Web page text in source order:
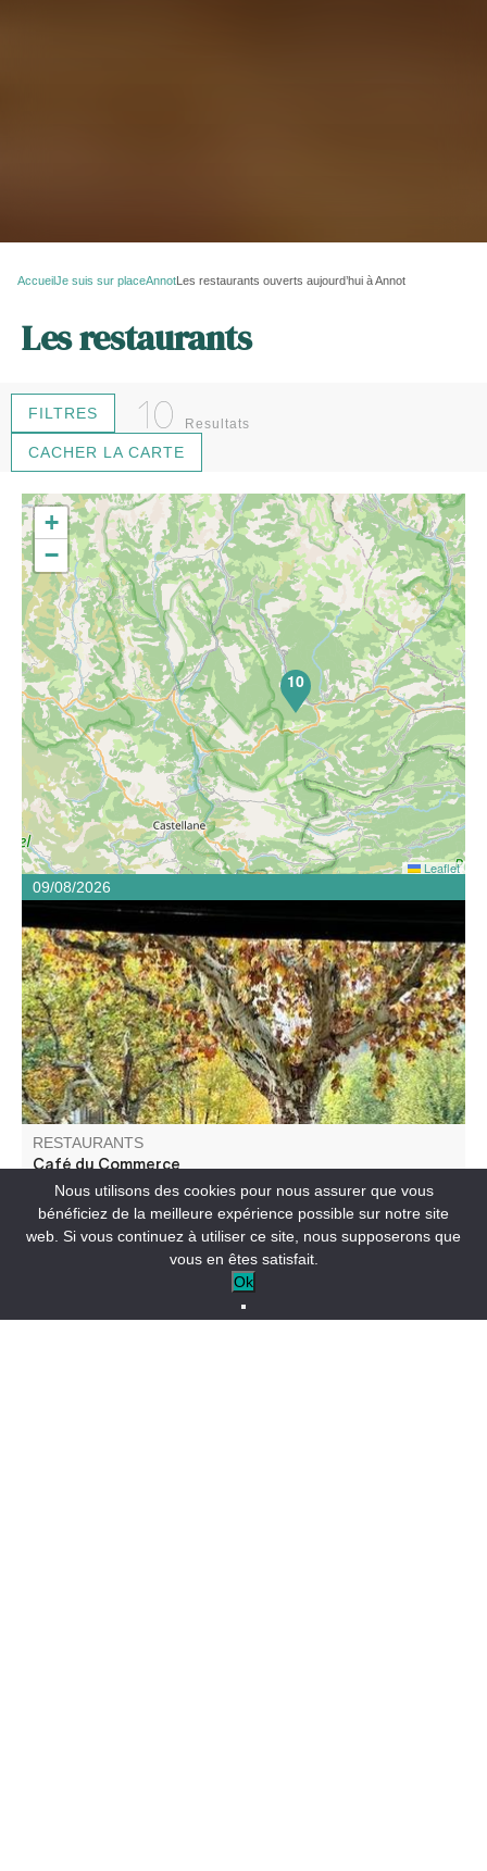
AccueilJe suis sur placeAnnot Les restaurants ouverts aujourd’hui à Annot
Les restaurants
FILTRES 10 Resultats
CACHER LA CARTE
Ambiance bistrot, restauration snack, glacier. Terrasse
face au jeu de boules de la place.
RESTAURANTS
Café du Commerce
09/08/2026
ANNOT
Nathalie et Bernard vous proposent une cuisine maison,
10
+
−
Leaflet
Nous utilisons des cookies pour nous assurer que vous
bénéficiez de la meilleure expérience possible sur notre site
web. Si vous continuez à utiliser ce site, nous supposerons que
vous en êtes satisfait.
Ok